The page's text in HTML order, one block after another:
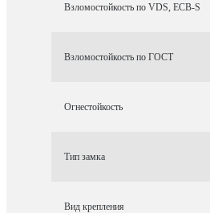
Взломостойкость по VDS, ECB-S
Взломостойкость по ГОСТ
Огнестойкость
Тип замка
Вид крепления